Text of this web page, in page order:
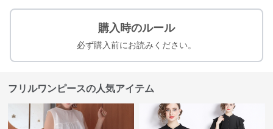
購入時のルール
必ず購入前にお読みください。
フリルワンピースの人気アイテム